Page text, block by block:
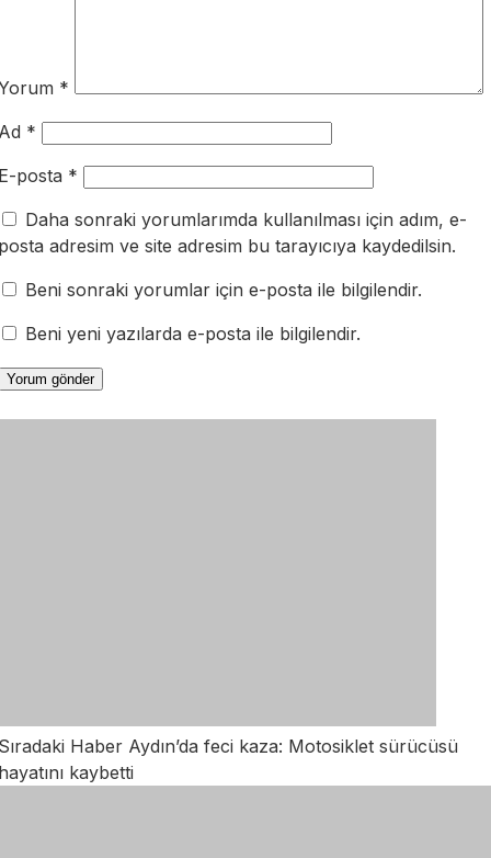
*
*
posta *
Daha sonraki yorumlarımda kullanılması için adım, e-
adresim ve site adresim bu tarayıcıya kaydedilsin.
Beni sonraki yorumlar için e-posta ile bilgilendir.
Beni yeni yazılarda e-posta ile bilgilendir.
Haber Aydın’da feci kaza: Motosiklet sürücüsü
kaybetti